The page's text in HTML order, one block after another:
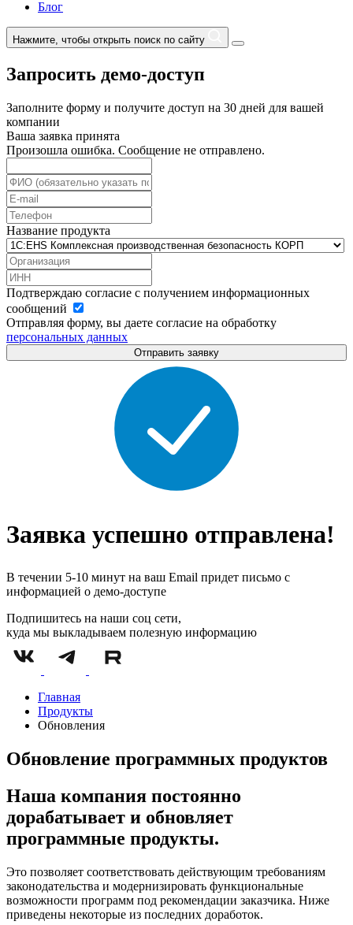
Блог
Нажмите, чтобы открыть поиск по сайту
Запросить демо-доступ
Заполните форму и получите доступ на 30 дней для вашей
компании
Ваша заявка принята
Произошла ошибка. Сообщение не отправлено.
Название продукта
Подтверждаю согласие с получением информационных
сообщений
Отправляя форму, вы даете согласие на обработку
персональных данных
Отправить заявку
Заявка успешно отправлена!
В течении 5-10 минут на ваш Email придет письмо с
информацией о демо-доступе
Подпишитесь на наши соц сети,
куда мы выкладываем полезную информацию
Главная
Продукты
Обновления
Обновление программных продуктов
Наша компания постоянно
дорабатывает и обновляет
программные продукты.
Это позволяет соответствовать действующим требованиям
законодательства и модернизировать функциональные
возможности программ под рекомендации заказчика. Ниже
приведены некоторые из последних доработок.